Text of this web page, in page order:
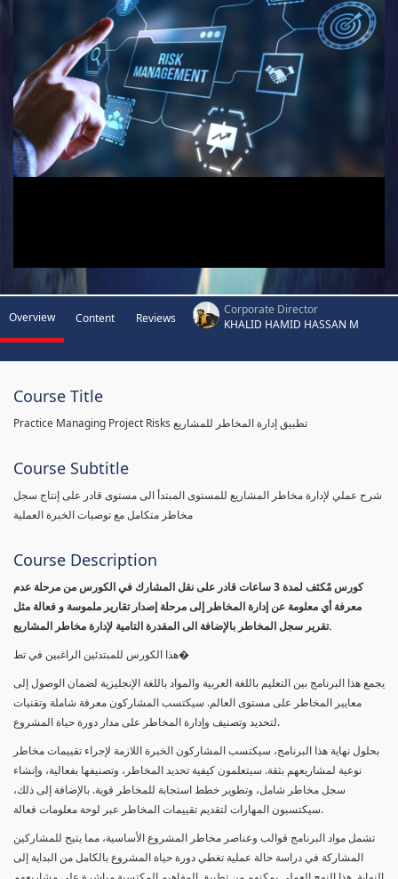
Overview Content Reviews
Corporate Director
KHALID HAMID HASSAN M
Course Title
Practice Managing Project Risks تطبيق إدارة المخاطر للمشاريع
Course Subtitle
شرح عملي لإدارة مخاطر المشاريع للمستوى المبتدأ الى مستوى قادر على إنتاج سجل
مخاطر متكامل مع توصيات الخبرة العملية
Course Description
كورس مٌكثف لمدة 3 ساعات قادر على نقل المشارك في الكورس من مرحلة عدم
معرفة أي معلومة عن إدارة المخاطر إلى مرحلة إصدار تقارير ملموسة و فعالة مثل
تقرير سجل المخاطر بالإضافة الى المقدرة التامية لإدارة مخاطر المشاريع.
هذا الكورس للمبتدئين الراغبين في تط�
يجمع هذا البرنامج بين التعليم باللغة العربية والمواد باللغة الإنجليزية لضمان الوصول إلى
معايير المخاطر على مستوى العالم. سيكتسب المشاركون معرفة شاملة وتقنيات
لتحديد وتصنيف وإدارة المخاطر على مدار دورة حياة المشروع.
بحلول نهاية هذا البرنامج، سيكتسب المشاركون الخبرة اللازمة لإجراء تقييمات مخاطر
نوعية لمشاريعهم بثقة. سيتعلمون كيفية تحديد المخاطر، وتصنيفها بفعالية، وإنشاء
سجل مخاطر شامل، وتطوير خطط استجابة للمخاطر قوية. بالإضافة إلى ذلك،
سيكتسبون المهارات لتقديم تقييمات المخاطر عبر لوحة معلومات فعالة.
تشمل مواد البرنامج قوالب وعناصر مخاطر المشروع الأساسية، مما يتيح للمشاركين
المشاركة في دراسة حالة عملية تغطي دورة حياة المشروع بالكامل من البداية إلى